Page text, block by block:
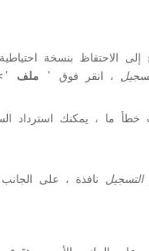
الاحتفاظ بنسخة
، انقر فوق ' ملف
خطأ ما ، يمكنك استرداد